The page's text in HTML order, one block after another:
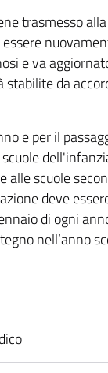
trasmesso
e va
stabilite da
e per il
alle scuole
deve
di ogni
nell’anno